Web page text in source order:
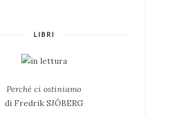
LIBRI
Perché ci ostiniamo
di Fredrik SJÖBERG